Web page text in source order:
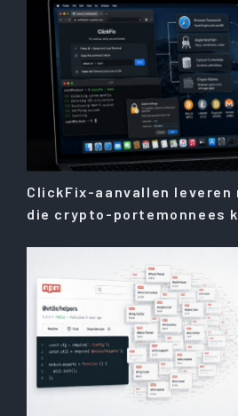
ClickFix-aanvallen leveren
die crypto-portemonnees